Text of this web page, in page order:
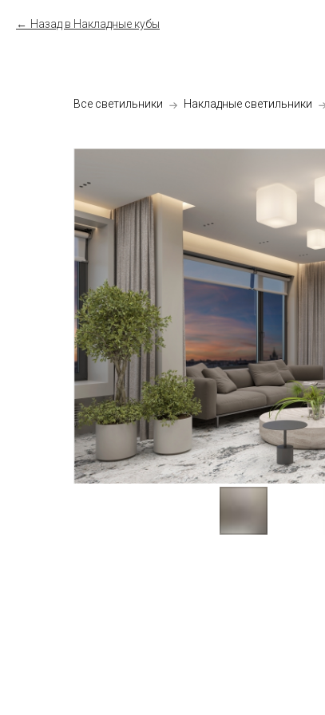
Назад в Накладные кубы
Все светильники Накладные светильники